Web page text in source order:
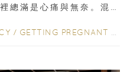
總滿是心痛與無奈。混
/ GETTING PREGNANT